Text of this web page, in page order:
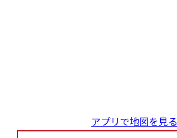
アプリで地図を見る